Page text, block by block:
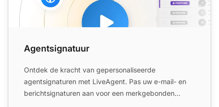
Agentsignatuur
Ontdek de kracht van gepersonaliseerde
agentsignaturen met LiveAgent. Pas uw e-mail- en
berichtsignaturen aan voor een merkgebonden